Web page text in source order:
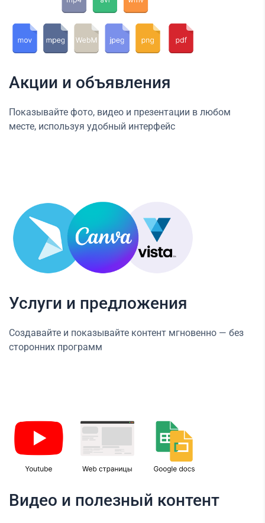
Акции и объявления
Показывайте фото, видео и презентации в любом
месте, используя удобный интерфейс
Услуги и предложения
Создавайте и показывайте контент мгновенно — без
сторонних программ
Видео и полезный контент